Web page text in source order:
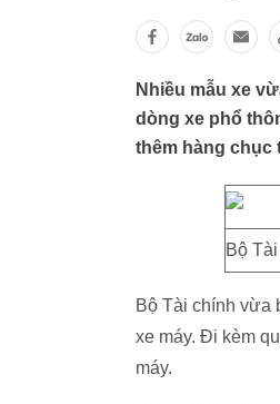
Nhiều mẫu xe
dòng xe phổ
thêm hàng chục
Bộ
Bộ Tài chính vừa
xe máy. Đi kèm
máy.